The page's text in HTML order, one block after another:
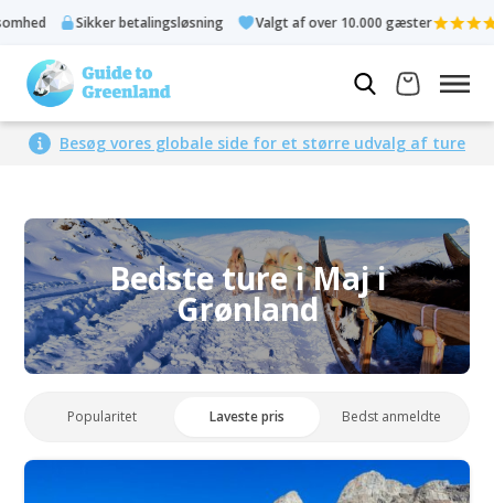
betalingsløsning Valgt af over 10.000 gæster Bedømt 4,3
Besøg vores globale side for et større udvalg af ture
Bedste ture i Maj i
Grønland
Popularitet Laveste pris Bedst anmeldte